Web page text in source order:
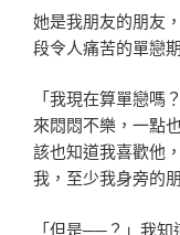
她是我朋友的朋友
段令人痛苦的單戀
「我現在算單戀嗎
來悶悶不樂，一點
該也知道我喜歡他
我，至少我身旁的
「但是──？」我